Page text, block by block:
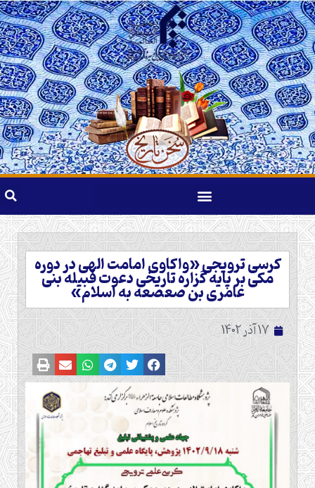
کرسی ترویجی «واکاوی امامت الهی در دوره
مکی بر پایه گزاره تاریخی دعوت قبیله بنی
عامری بن صعصعه به اسلام»
17 آذر 1402